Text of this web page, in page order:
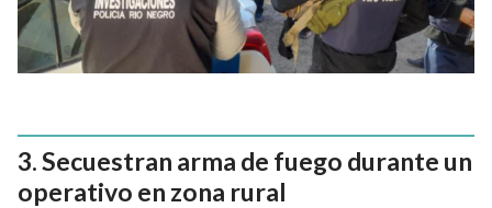
Secuestran arma de fuego durante un
operativo en zona rural